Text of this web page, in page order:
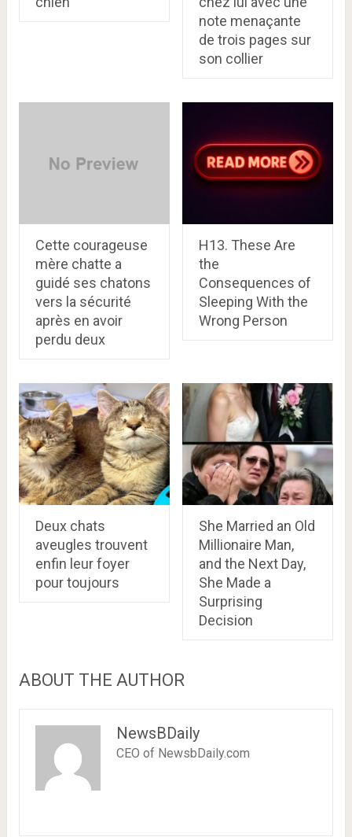
note menaçante
de trois pages sur
son collier
Cette courageuse
mère chatte a
guidé ses chatons
vers la sécurité
après en avoir
perdu deux
H13. These Are
the
Consequences of
Sleeping With the
Wrong Person
Deux chats
aveugles trouvent
enfin leur foyer
pour toujours
She Married an Old
Millionaire Man,
and the Next Day,
She Made a
Surprising
Decision
ABOUT THE AUTHOR
NewsBDaily
CEO of NewsbDaily.com